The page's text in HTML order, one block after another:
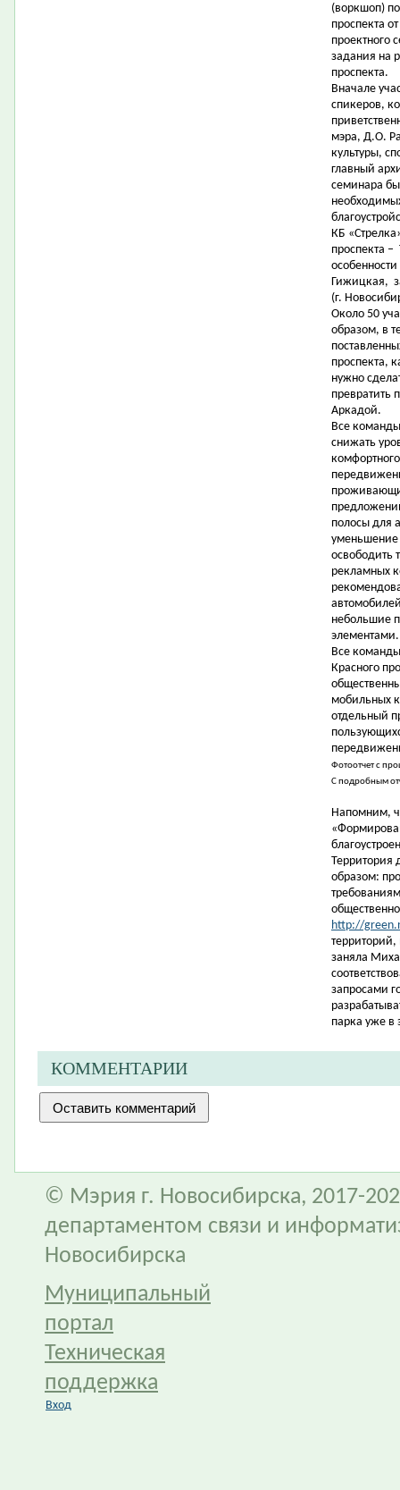
(воркшоп)
проспекта
проектного
задания на
проспекта.
Вначале
спикеров,
мэра, Д.О.
культуры,
главный
семинара
КБ
проспекта –
Гижицкая,
(г.
Около 50
образом, в
проспекта,
нужно
превратить
Аркадой.
Все
снижать
полосы для
уменьшение
освободить
рекламных
небольшие
элементами.
Все
Красного
мобильных
отдельный
Фотоотчет с
С подробным
Напомним,
Территория
образом:
http://
территорий,
заняла
запросами
парка уже в
КОММЕНТАРИИ
© Мэрия г. Новосибирска, 2017-
департаментом связи и
Новосибирска
Муниципальный
портал
Техническая
поддержка
Вход